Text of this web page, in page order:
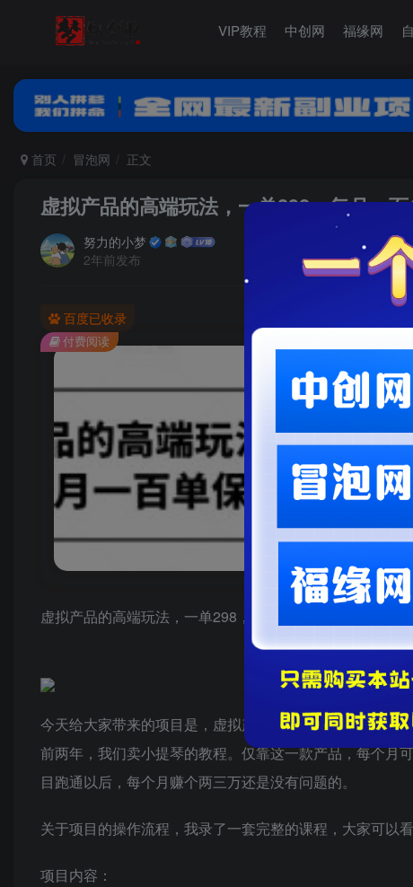
VIP教程 中创网 福缘网
首页 冒泡网 正文
虚拟产品的高端玩法，一单298，每月一
努力的小梦
2年前发布
百度已收录
虚
此
付费阅读
虚拟产品的高端玩法，一单298，每月一百单保姆级教程【
今天给大家带来的项目是，虚拟产品的高端玩法，每单可
前两年，我们卖小提琴的教程。仅靠这一款产品，每个月
目跑通以后，每个月赚个两三万还是没有问题的。
关于项目的操作流程，我录了一套完整的课程，大家可以看
项目内容：